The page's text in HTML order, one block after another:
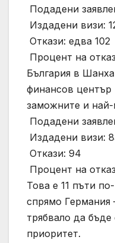
Подадени
Издадени визи:
️ Откази: едва 102
Процент на
България в
финансов
заможните и
Подадени
Издадени визи:
️ Откази: 94
Процент на
Това е 11 пъти
спрямо Германия
трябвало да бъде
приоритет.